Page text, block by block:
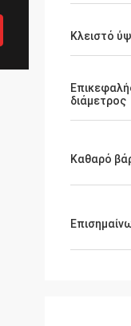
Κλειστό
διάμετρος
Καθαρό